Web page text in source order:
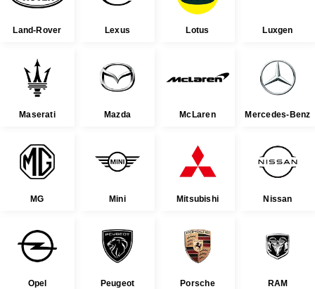
Land-Rover Lexus Lotus Luxgen
Maserati Mazda McLaren Mercedes-Benz
MG Mini Mitsubishi Nissan
Opel Peugeot Porsche RAM